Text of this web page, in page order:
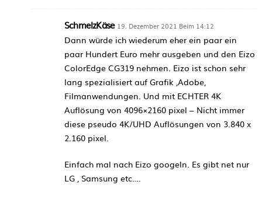
SchmelzKäse 19. Dezember 2021 Beim 14:12
Dann würde ich wiederum eher ein paar ein
paar Hundert Euro mehr ausgeben und den Eizo
ColorEdge CG319 nehmen. Eizo ist schon sehr
lang spezialisiert auf Grafik ,Adobe,
Filmanwendungen. Und mit ECHTER 4K
Auflösung von 4096×2160 pixel – Nicht immer
diese pseudo 4K/UHD Auflösungen von 3.840 x
2.160 pixel.
Einfach mal nach Eizo googeln. Es gibt net nur
LG , Samsung etc….